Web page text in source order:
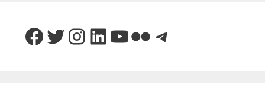
Facebook
Twitter
Instagram
LinkedIn
YouTube
FlickrTelegram